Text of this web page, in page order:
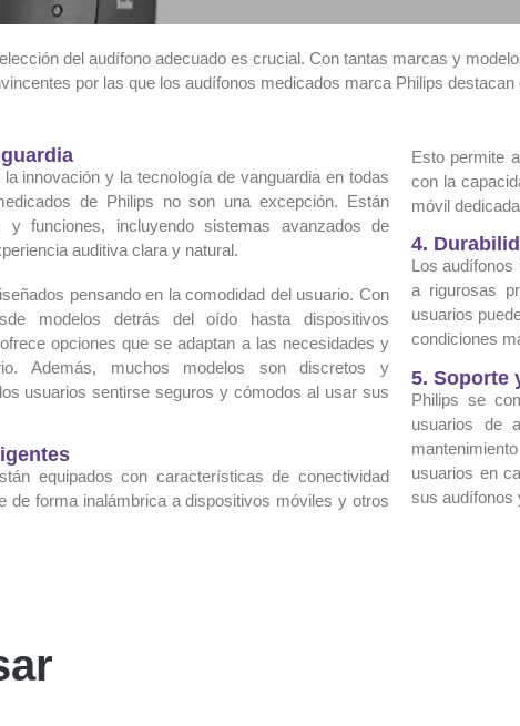
del audífono adecuado es crucial. Con tantas marcas y
por las que los audífonos medicados marca Philips
innovación y la tecnología de vanguardia en todas
de Philips no son una excepción. Están
funciones, incluyendo sistemas avanzados de
auditiva clara y natural.
pensando en la comodidad del usuario. Con
modelos detrás del oído hasta dispositivos
opciones que se adaptan a las necesidades y
Además, muchos modelos son discretos y
usuarios sentirse seguros y cómodos al usar sus
equipados con características de conectividad
de forma inalámbrica a dispositivos móviles y otros
Esto permite
con la
móvil
4.
Los audífonos
a rigurosas
usuarios
condiciones
5. Soporte
Philips se
usuarios de
usuarios en
sus audífonos